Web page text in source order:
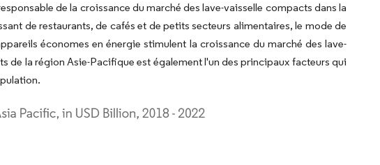
de la croissance du marché des lave-vaisselle compacts dans la
de restaurants, de cafés et de petits secteurs alimentaires, le mode de
économes en énergie stimulent la croissance du marché des lave-
de la région Asie-Pacifique est également l'un des principaux facteurs qui